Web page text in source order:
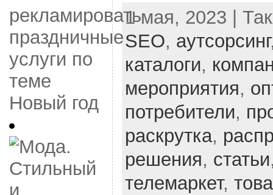
рекламировать
праздничные
услуги по
теме
Новый год
1 мая, 2023 |
SEO, аутсорсинг
каталоги,
мероприятия,
потребители,
раскрутка,
решения, статьи
телемаркет,